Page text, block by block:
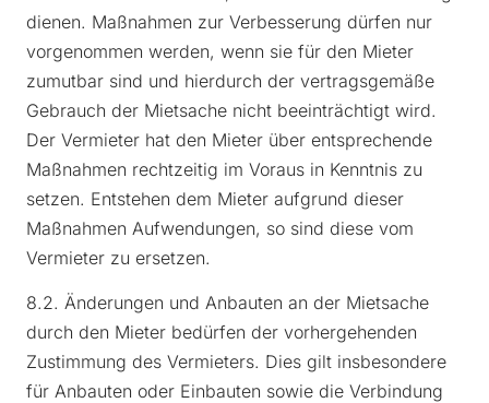
dienen. Maßnahmen zur Verbesserung dürfen nur
vorgenommen werden, wenn sie für den Mieter
zumutbar sind und hierdurch der vertragsgemäße
Gebrauch der Mietsache nicht beeinträchtigt wird.
Der Vermieter hat den Mieter über entsprechende
Maßnahmen rechtzeitig im Voraus in Kenntnis zu
setzen. Entstehen dem Mieter aufgrund dieser
Maßnahmen Aufwendungen, so sind diese vom
Vermieter zu ersetzen.
8.2. Änderungen und Anbauten an der Mietsache
durch den Mieter bedürfen der vorhergehenden
Zustimmung des Vermieters. Dies gilt insbesondere
für Anbauten oder Einbauten sowie die Verbindung